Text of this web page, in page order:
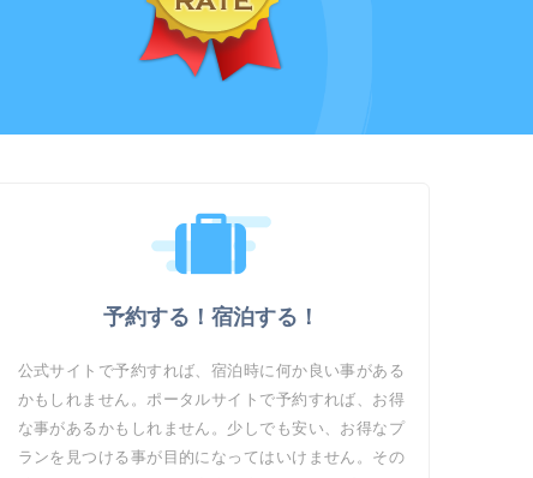
予約する！宿泊する！
公式サイトで予約すれば、宿泊時に何か良い事がある
かもしれません。ポータルサイトで予約すれば、お得
な事があるかもしれません。少しでも安い、お得なプ
ランを見つける事が目的になってはいけません。その